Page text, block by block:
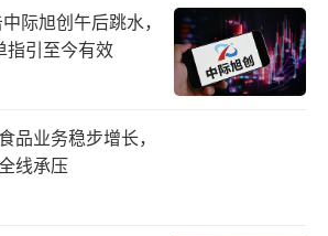
业（高原夏菜和畜牧业）市场
表示，张掖的高原夏菜品类繁
物，200多个品种。由于优越的
蛋白质和维生素C的含量分别
31%和28%，且因为海拔不
同，实现长期的供应。
际旭创午后跳水，
指引至今有效
品业务稳步增长，
线承压